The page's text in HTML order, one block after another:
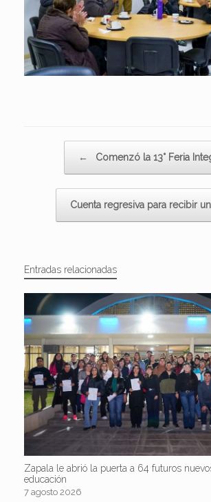
← Comenzó la 13° Feria
Cuenta regresiva para recibir
Entradas relacionadas
Zapala le abrió la puerta a 64 futuros
educación
7 agosto 2026